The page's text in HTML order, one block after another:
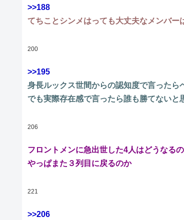
>>188
てちことシンメはっても大丈夫なメンバー
200
>>195
身長ルックス世間からの認知度で言ったら
でも実際存在感で言ったら誰も勝てないと
206
フロントメンに急出世した4人はどうなる
やっぱまた３列目に戻るのか
221
>>206